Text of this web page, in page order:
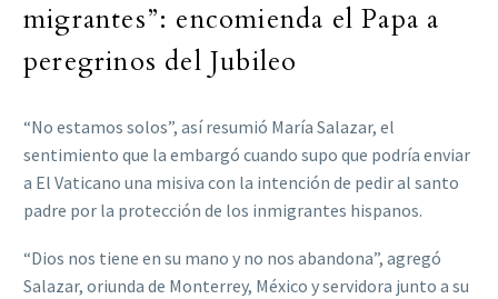
migrantes”: encomienda el Papa a
peregrinos del Jubileo
“No estamos solos”, así resumió María Salazar, el
sentimiento que la embargó cuando supo que podría enviar
a El Vaticano una misiva con la intención de pedir al santo
padre por la protección de los inmigrantes hispanos.
“Dios nos tiene en su mano y no nos abandona”, agregó
Salazar, oriunda de Monterrey, México y servidora junto a su